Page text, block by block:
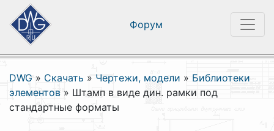
Форум
DWG » Скачать » Чертежи, модели » Библиотеки
элементов » Штамп в виде дин. рамки под
стандартные форматы